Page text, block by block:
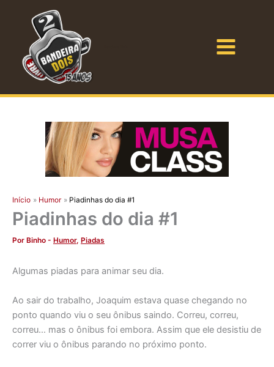
conteúdo
Início Humor Piadinhas do dia #1
Piadinhas do dia #1
Por Binho - Humor, Piadas
Algumas piadas para animar seu dia.
Ao sair do trabalho, Joaquim estava quase chegando no
ponto quando viu o seu ônibus saindo. Correu, correu,
correu… mas o ônibus foi embora. Assim que ele desistiu de
correr viu o ônibus parando no próximo ponto.